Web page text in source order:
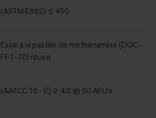
(ASTM E662) ≤ 450
Essai à la pastille de méthénamine (DOC-
FF1-70) réussi
(AATCC 16 - E) ≥ 4.0 @ 60 AFU's